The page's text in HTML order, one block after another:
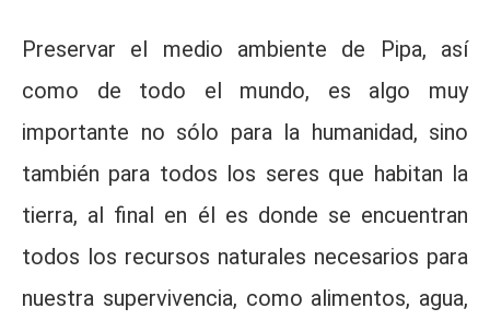
Preservar el medio ambiente de Pipa, así
como de todo el mundo, es algo muy
importante no sólo para la humanidad, sino
también para todos los seres que habitan la
tierra, al final en él es donde se encuentran
todos los recursos naturales necesarios para
nuestra supervivencia, como alimentos, agua,